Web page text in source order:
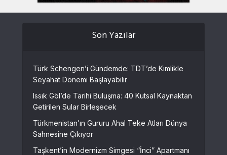
Son Yazılar
Türk Schengen’i Gündemde: TDT’de Kimlikle
Seyahat Dönemi Başlayabilir
Issık Göl’de Tarihi Buluşma: 40 Kutsal Kaynaktan
Getirilen Sular Birleşecek
Türkmenistan’ın Gururu Ahal Teke Atları Dünya
Sahnesine Çıkıyor
Taşkent’in Modernizm Simgesi “İnci” Apartmanı